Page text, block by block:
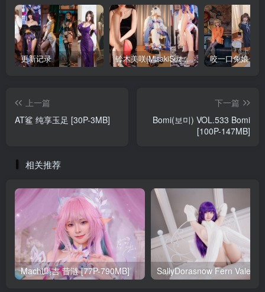
更新记录 铃木美咲(MisakiSuzuki) 合集下载 咬一口兔娘 合
上一篇
AT鲨 纯享玉足 [30P-3MB]
下一篇
Bomi(보미) VOL.533 Bomi
[100P-147MB]
相关推荐
Machi馬吉 昔涟 [77P-790MB]